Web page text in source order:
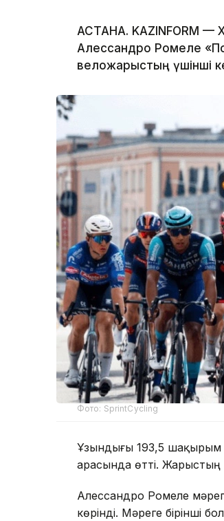
АСТАНА. KAZINFORM —
Алессандро Ромеле
веложарыстың үшінші
Фото: SprintCycling
Ұзындығы 193,5 шақырым
арасында өтті.
Алессандро Ромеле
көрінді. Мәреге бірінші